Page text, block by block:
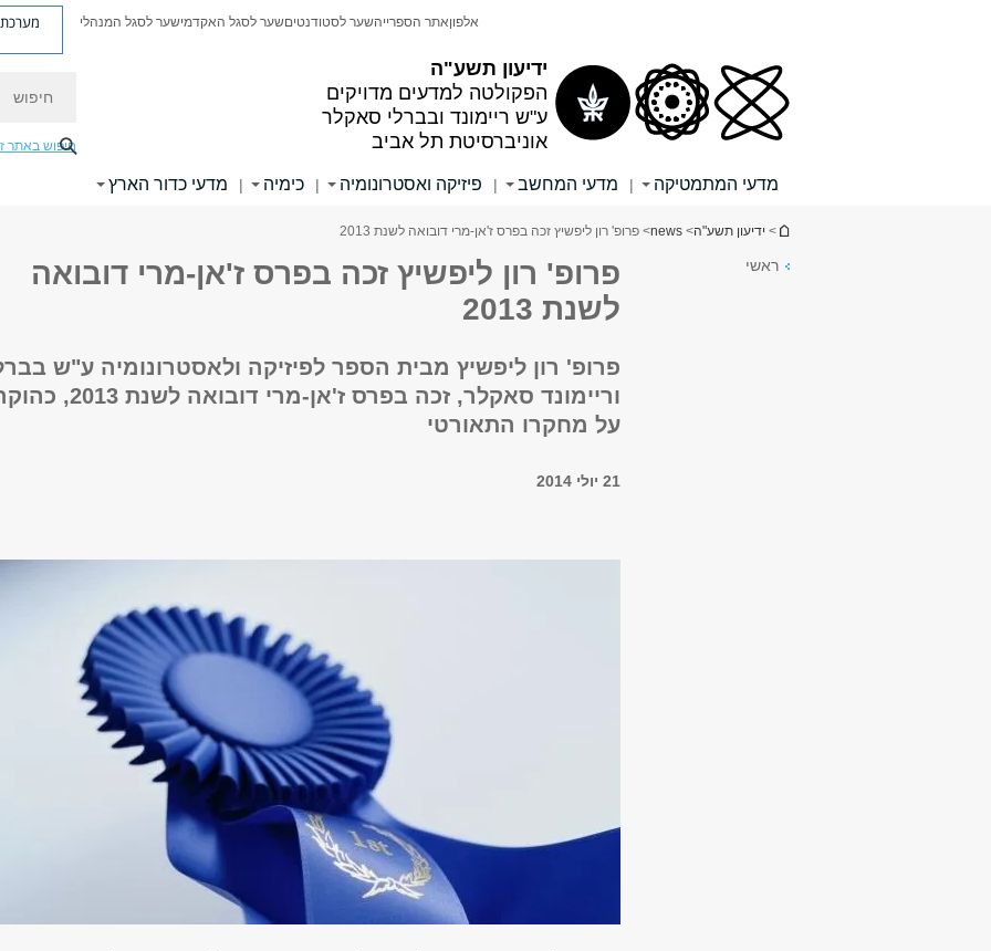
ידיעון תשע"ה
הפקולטה למדעים מדויקים
ע"ש ריימונד ובברלי סאקלר
אוניברסיטת תל אביב
אלפוןאתר הספרייהשער לסטודנטיםשער לסגל האקדמישער לסגל המנהלי מערכת
חיפוש באתר
מדעי המתמטיקה | מדעי המחשב | פיזיקה ואסטרונומיה | כימיה | מדעי כדור הארץ
הינך נמצא כאן
> ידיעון תשע"ה>
news> פרופ' רון ליפשיץ זכה בפרס ז'אן-מרי דובואה לשנת 2013
ראשי
פרופ' רון ליפשיץ זכה בפרס ז'אן-מרי דובואה
לשנת 2013
פרופ' רון ליפשיץ מבית הספר לפיזיקה ולאסטרונומיה ע"ש
וריימונד סאקלר, זכה בפרס ז'אן-מרי דובואה
על מחקרו התאורטי
21 יולי 2014